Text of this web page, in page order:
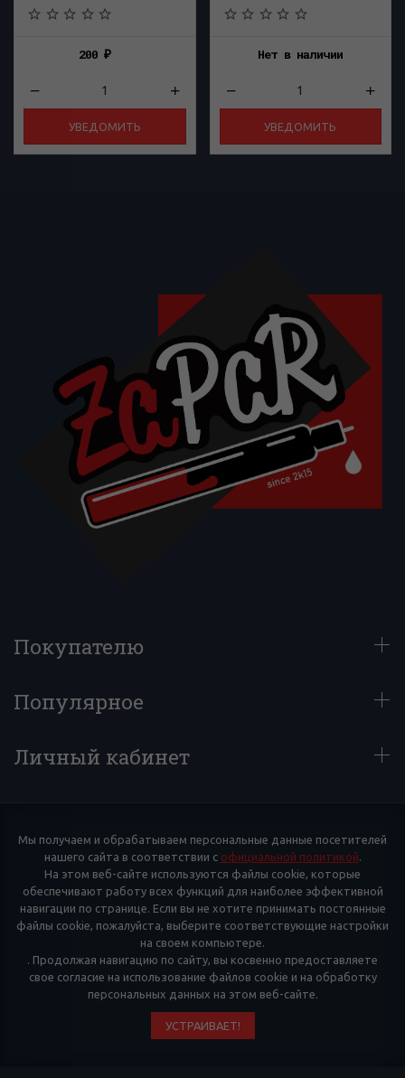
200₽
УВЕДОМИТЬ
Нет в наличии
УВЕДОМИТЬ
Покупателю
Популярное
Личный кабинет
Мы получаем и обрабатываем персональные данные посетителей
нашего сайта в соответствии с официальной политикой.
На этом веб-сайте используются файлы cookie, которые
обеспечивают работу всех функций для наиболее эффективной
навигации по странице. Если вы не хотите принимать постоянные
файлы cookie, пожалуйста, выберите соответствующие настройки
на своем компьютере.
. Продолжая навигацию по сайту, вы косвенно предоставляете
свое согласие на использование файлов cookie и на обработку
персональных данных на этом веб-сайте.
УСТРАИВАЕТ!